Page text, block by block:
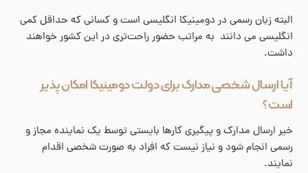
البته زبان رسمی در دومینیکا انگلیسی است و کسانی که حداقل کمی
انگلیسی می دانند به مراتب حضور راحت‌تری در این کشور خواهند
داشت.
آیا ارسال شخصی مدارک برای دولت دومینیکا امکان پذیر
است؟
خیر ارسال مدارک و پیگیری کارها بایستی توسط یک نماینده مجاز و
رسمی انجام شود و نیاز نیست که افراد به صورت شخصی اقدام
نمایند.